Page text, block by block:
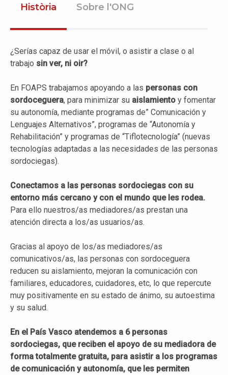
Història Sobre l'ONG
¿Serías capaz de usar el móvil, o asistir a clase o al
trabajo sin ver, ni oir?
En FOAPS trabajamos apoyando a las personas con
sordoceguera, para minimizar su aislamiento y fomentar
su autonomía, mediante programas de” Comunicación y
Lenguajes Alternativos”, programas de “Autonomía y
Rehabilitación” y programas de “Tiflotecnología” (nuevas
tecnologías adaptadas a las necesidades de las personas
sordociegas).
Conectamos a las personas sordociegas con su
entorno más cercano y con el mundo que les rodea.
Para ello nuestros/as mediadores/as prestan una
atención directa a los/as usuarios/as.
Gracias al apoyo de los/as mediadores/as
comunicativos/as, las personas con sordoceguera
reducen su aislamiento, mejoran la comunicación con
familiares, educadores, cuidadores, etc, lo que repercute
muy positivamente en su estado de ánimo, su autoestima
y su salud.
En el País Vasco atendemos a 6 personas
sordociegas, que reciben el apoyo de su mediadora de
forma totalmente gratuita, para asistir a los programas
de comunicación y autonomía, que les permiten